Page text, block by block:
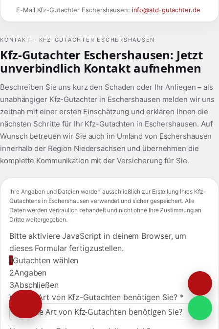
KONTAKT – KFZ-GUTACHTER ESCHERSHAUSEN
Kfz-Gutachter Eschershausen: Jetzt
unverbindlich Kontakt aufnehmen
Beschreiben Sie uns kurz den Schaden oder Ihr Anliegen – als
unabhängiger Kfz-Gutachter in Eschershausen melden wir uns
zeitnah mit einer ersten Einschätzung und erklären Ihnen die
nächsten Schritte für Ihr Kfz-Gutachten in Eschershausen. Auf
Wunsch betreuen wir Sie auch im Umland von Eschershausen
innerhalb der Region Niedersachsen und übernehmen die
komplette Kommunikation mit der Versicherung für Sie.
Ihre Angaben und Dateien werden ausschließlich zur Erstellung Ihres Kfz-
Gutachtens in Eschershausen verwendet und sicher gespeichert. Alle
Daten werden vertraulich behandelt und nicht ohne Ihre Zustimmung an
Dritte weitergegeben.
Bitte aktiviere JavaScript in deinem Browser, um
dieses Formular fertigzustellen.
1Gutachten wählen
2Angaben
3Abschließen
Welche Art von Kfz-Gutachten benötigen Sie? *
E-Mail Kfz-Gutachter Eschershausen: info@atd-gutachter.de